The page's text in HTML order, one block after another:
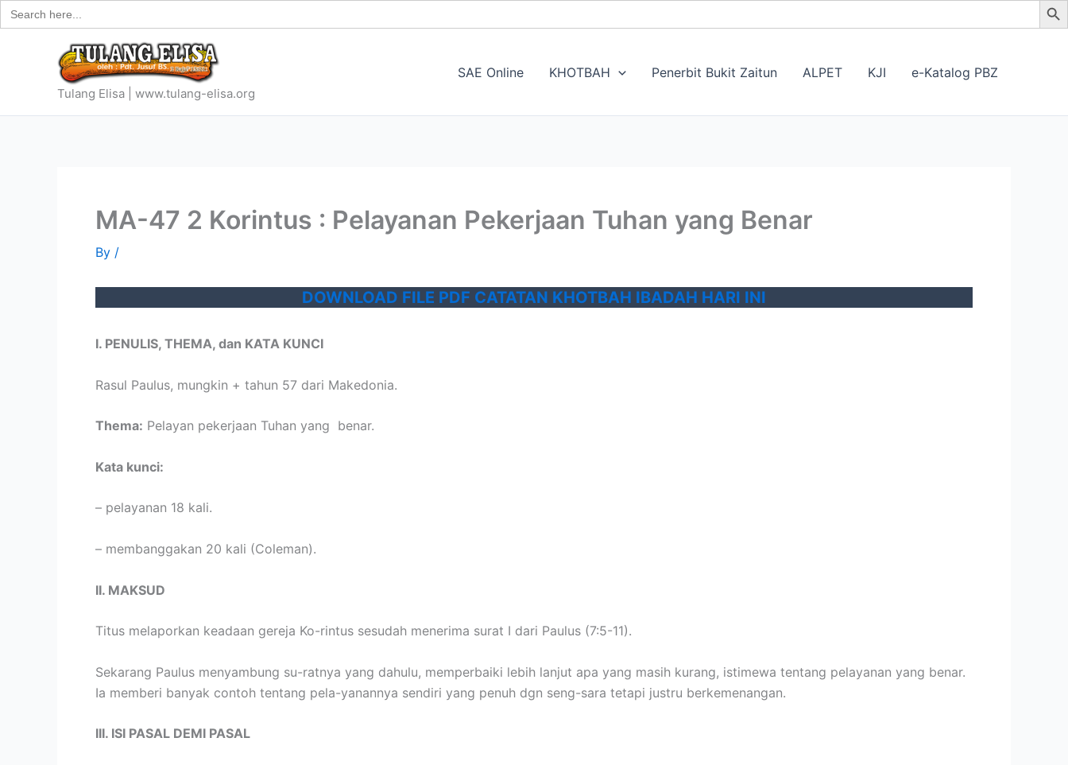
Search
for:
Skip
to
Tulang Elisa | www.tulang-elisa.org
SAE Online KHOTBAH Penerbit Bukit Zaitun ALPET KJI e-Katalog PBZ
MA-47 2 Korintus : Pelayanan Pekerjaan Tuhan yang Benar
By /
DOWNLOAD FILE PDF CATATAN KHOTBAH IBADAH HARI INI
I. PENULIS, THEMA, dan KATA KUNCI
Rasul Paulus, mungkin + tahun 57 dari Makedonia.
Thema: Pelayan pekerjaan Tuhan yang benar.
Kata kunci:
– pelayanan 18 kali.
– membanggakan 20 kali (Coleman).
II. MAKSUD
Titus melaporkan keadaan gereja Ko-rintus sesudah menerima surat I dari Paulus (7:5-11).
Sekarang Paulus menyambung su-ratnya yang dahulu, memperbaiki lebih lanjut apa yang masih kurang, istimewa tentang pelayanan yang benar.
Ia memberi banyak contoh tentang pela-yanannya sendiri yang penuh dgn seng-sara tetapi justru berkemenangan.
III. ISI PASAL DEMI PASAL